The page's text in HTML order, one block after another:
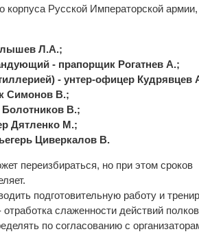
Русской Императорской армии,
Л.А.;
- прапорщик Рогатнев А.;
- унтер-офицер Кудрявцев
Симонов В.;
Болотников В.;
Дятленко М.;
Циверкалов В.
переизбираться, но при этом сроков
подготовительную работу и
слаженности действий
по согласованию с